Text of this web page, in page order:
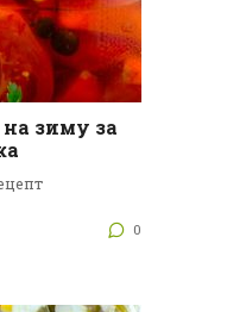
зиму за
0